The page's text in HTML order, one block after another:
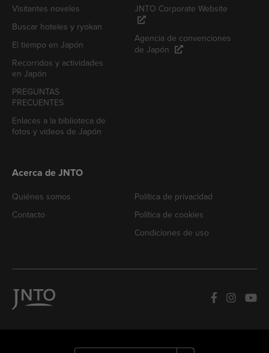
Visitantes noveles
Buscar hoteles y ryokan
El tiempo en Japón
Recorridos y actividades
en Japón
PREGUNTAS
FRECUENTES
Enlaces a la biblioteca de
fotos y videos de Japón
JNTO Corporate Website
Agencia de convenciones
de Japón
Acerca de JNTO
Quiénes somos
Contacto
Política de privacidad
Política de cookies
Condiciones de uso